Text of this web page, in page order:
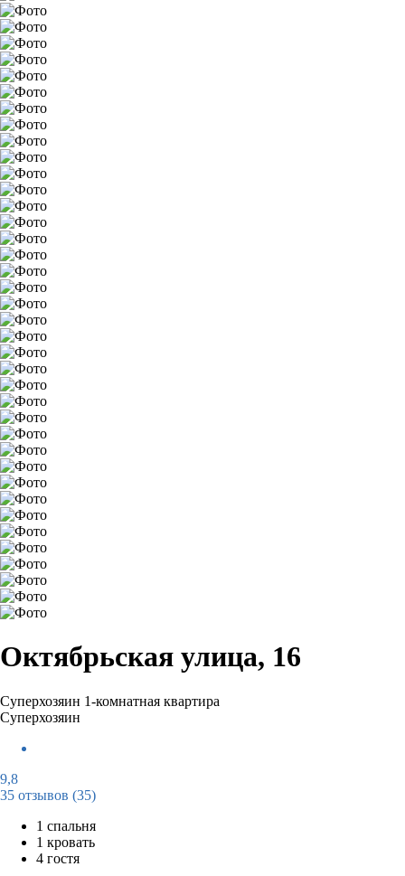
Октябрьская улица, 16
Суперхозяин 1-комнатная квартира
Суперхозяин
9,8
35 отзывов (35)
1 спальня
1 кровать
4 гостя